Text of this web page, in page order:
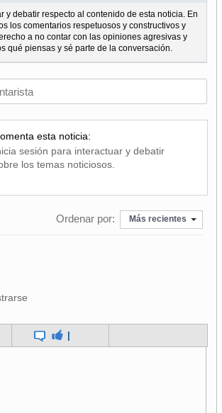
y debatir respecto al contenido de esta noticia. En
los comentarios respetuosos y constructivos y
a no contar con las opiniones agresivas y
qué piensas y sé parte de la conversación.
esta noticia:
sesión para interactuar y debatir
los temas noticiosos.
Ordenar por: Más recientes
|